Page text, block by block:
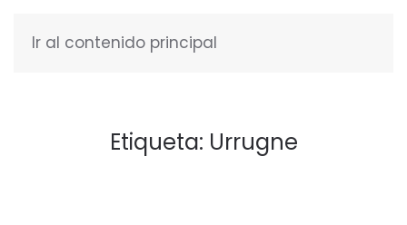
Ir al contenido principal
Etiqueta: Urrugne